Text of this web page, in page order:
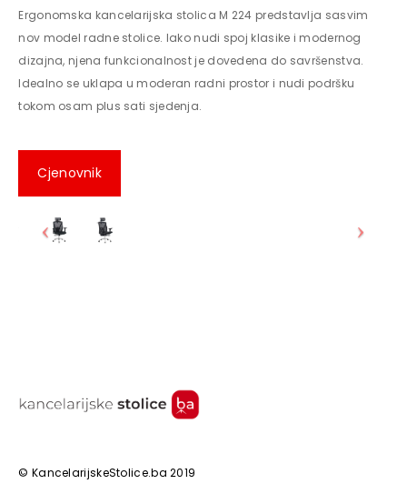
Ergonomska kancelarijska stolica M 224 predstavlja sasvim
nov model radne stolice. Iako nudi spoj klasike i modernog
dizajna, njena funkcionalnost je dovedena do savršenstva.
Idealno se uklapa u moderan radni prostor i nudi podršku
tokom osam plus sati sjedenja.
Cjenovnik
© KancelarijskeStolice.ba 2019